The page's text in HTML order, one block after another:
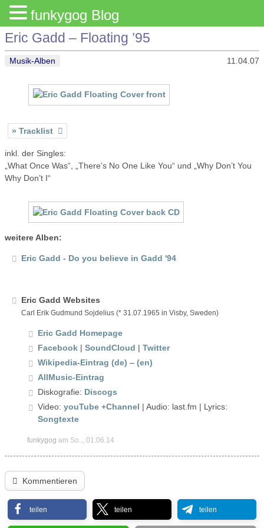
Eric Gadd – Floating ’95
Musik-Alben 11.04.07
Tracklist
inkl. der Singles:
„What Once Was“, „There’s No One Like You“ und „Why Don’t You
Why Don’t I“
weitere Alben:
Eric Gadd - Do you believe in Gadd '94
Eric Gadd Websites
Carl Erik Gudmund Sojdelius (* 31.07.1965 in Visby, Sweden)
Eric Gadd Homepage
Facebook | SoundCloud | Twitter
Wikipedia-Eintrag (de) – (en)
AllMusic-Eintrag
Diskografie: Discogs
Video: youTube +Channel | Audio: last.fm | Lyrics:
Songtexte
funkygog am So.., 01.06.14
Kommentieren
teilen teilen teilen
funkygog Blog